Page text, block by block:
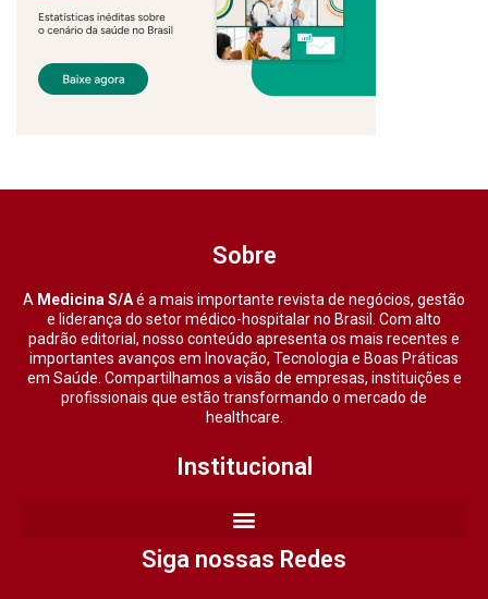
Sobre
A Medicina S/Aé a mais importante revista de negócios, gestão
e liderança do setor médico-hospitalar no Brasil. Com alto
padrão editorial, nosso conteúdo apresenta os mais recentes e
importantes avanços em Inovação, Tecnologia e Boas Práticas
em Saúde. Compartilhamos a visão de empresas, instituições e
profissionais que estão transformando o mercado de
healthcare.
Institucional
Siga nossas Redes